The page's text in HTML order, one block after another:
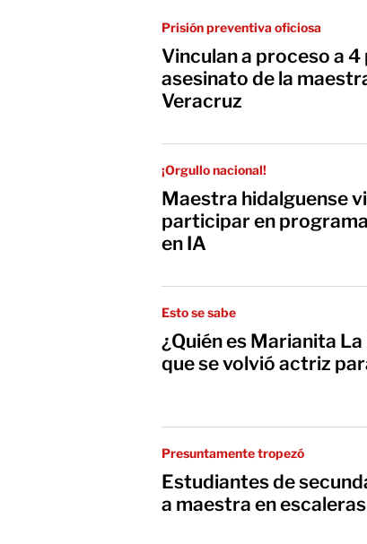
Prisión preventiva oficiosa
Vinculan a proceso a
asesinato de la
Veracruz
¡Orgullo nacional!
Maestra hidalguense
participar en
en IA
Esto se sabe
¿Quién es Marianita
que se volvió actriz
Presuntamente tropezó
Estudiantes de
a maestra en